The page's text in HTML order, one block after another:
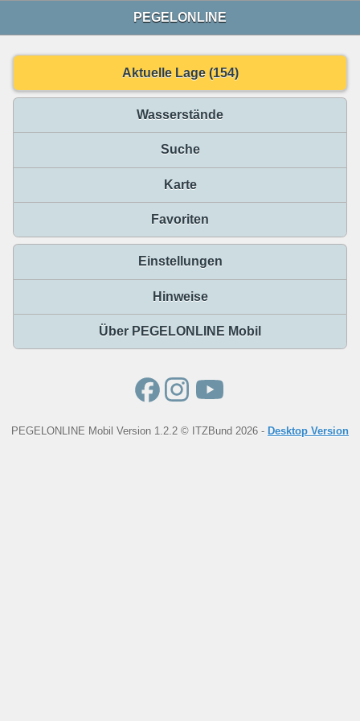
PEGELONLINE
Aktuelle Lage (154)
Wasserstände
Suche
Karte
Favoriten
Einstellungen
Hinweise
Über PEGELONLINE Mobil
PEGELONLINE Mobil Version 1.2.2 © ITZBund 2026 - Desktop Version